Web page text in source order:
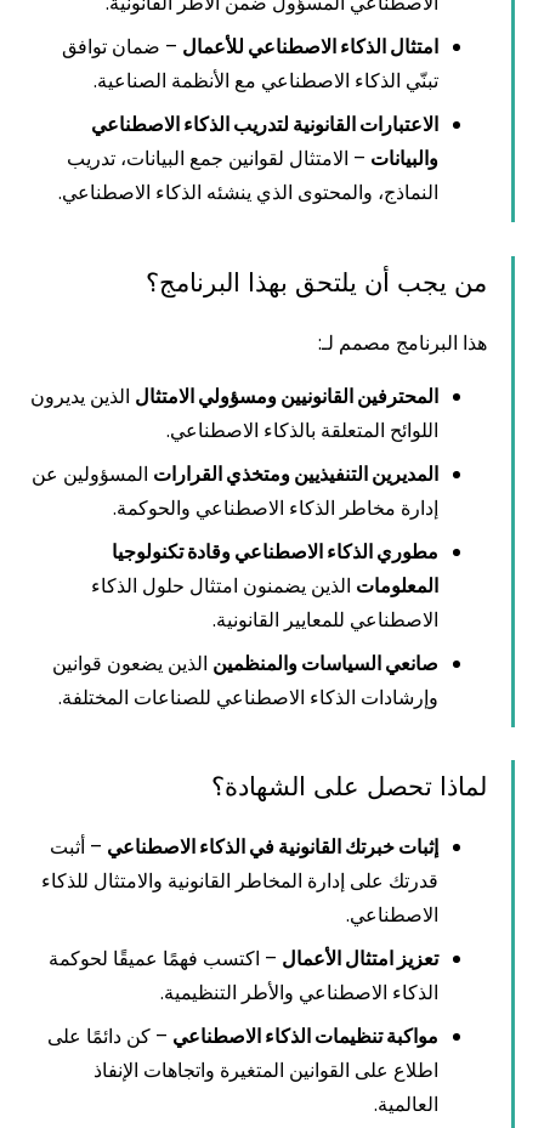
امتثال الذكاء الاصطناعي للأعمال – ضمان توافق
تبنّي الذكاء الاصطناعي مع الأنظمة الصناعية.
الاعتبارات القانونية لتدريب الذكاء الاصطناعي
والبيانات – الامتثال لقوانين جمع البيانات، تدريب
النماذج، والمحتوى الذي ينشئه الذكاء الاصطناعي.
من يجب أن يلتحق بهذا البرنامج؟
هذا البرنامج مصمم لـ:
المحترفين القانونيين ومسؤولي الامتثال الذين يديرون
اللوائح المتعلقة بالذكاء الاصطناعي.
المديرين التنفيذيين ومتخذي القرارات المسؤولين عن
إدارة مخاطر الذكاء الاصطناعي والحوكمة.
مطوري الذكاء الاصطناعي وقادة تكنولوجيا
المعلومات الذين يضمنون امتثال حلول الذكاء
الاصطناعي للمعايير القانونية.
صانعي السياسات والمنظمين الذين يضعون قوانين
وإرشادات الذكاء الاصطناعي للصناعات المختلفة.
لماذا تحصل على الشهادة؟
إثبات خبرتك القانونية في الذكاء الاصطناعي – أثبت
قدرتك على إدارة المخاطر القانونية والامتثال للذكاء
الاصطناعي.
تعزيز امتثال الأعمال – اكتسب فهمًا عميقًا لحوكمة
الذكاء الاصطناعي والأطر التنظيمية.
مواكبة تنظيمات الذكاء الاصطناعي – كن دائمًا على
اطلاع على القوانين المتغيرة واتجاهات الإنفاذ
العالمية.